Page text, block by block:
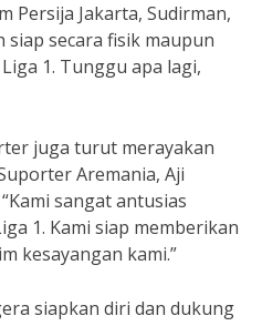
Persija Jakarta, Sudirman,
siap secara fisik maupun
1. Tunggu apa lagi,
juga turut merayakan
Aremania, Aji
sangat antusias
1. Kami siap memberikan
kesayangan kami.”
siapkan diri dan dukung